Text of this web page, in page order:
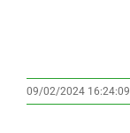
09/02/2024 16:24:09